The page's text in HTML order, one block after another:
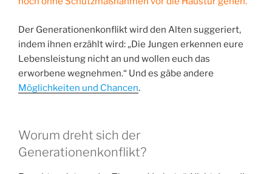
Der Generationenkonflikt wird den Alten suggeriert,
indem ihnen erzählt wird: „Die Jungen erkennen eure
Lebensleistung nicht an und wollen euch das
erworbene wegnehmen.“ Und es gäbe andere
Möglichkeiten und Chancen.
Worum dreht sich der
Generationenkonflikt?